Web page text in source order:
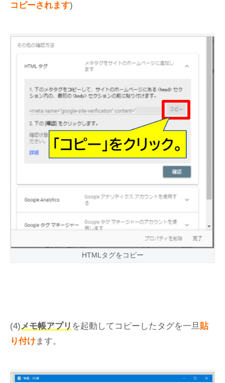
コピーされます)
HTMLタグをコピー
(4)メモ帳アプリ を起動してコピーしたタグを一旦貼
り付けます。